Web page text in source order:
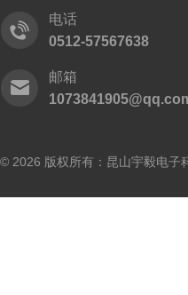
电话
0512-57567638
邮箱
© 2026 版权所有：昆山宇毅电子